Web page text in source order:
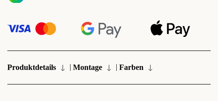
Produktdetails | Montage | Farben